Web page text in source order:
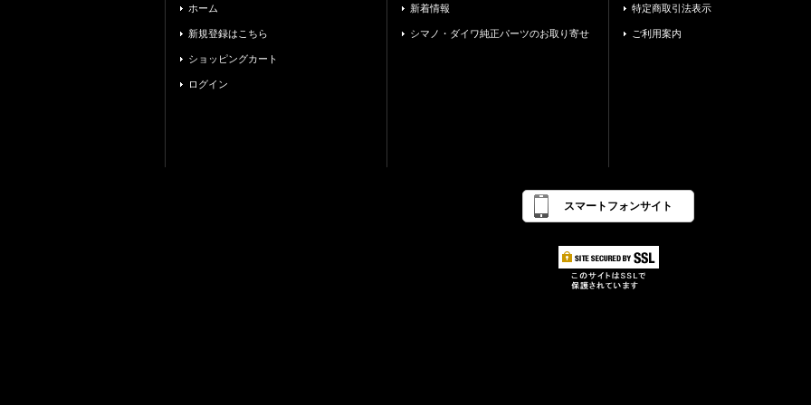
ホーム
新規登録はこちら
ショッピングカート
ログイン
新着情報
シマノ・ダイワ純正パーツのお取り寄せ
特定商取引法表示
ご利用案内
スマートフォンサイト